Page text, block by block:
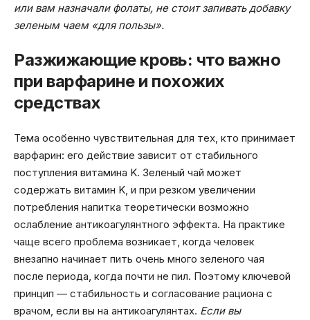
или вам назначали фолаты, не стоит запивать добавку
зеленым чаем «для пользы».
Разжижающие кровь: что важно
при варфарине и похожих
средствах
Тема особенно чувствительная для тех, кто принимает
варфарин: его действие зависит от стабильного
поступления витамина K. Зеленый чай может
содержать витамин K, и при резком увеличении
потребления напитка теоретически возможно
ослабление антикоагулянтного эффекта. На практике
чаще всего проблема возникает, когда человек
внезапно начинает пить очень много зеленого чая
после периода, когда почти не пил. Поэтому ключевой
принцип — стабильность и согласование рациона с
врачом, если вы на антикоагулянтах. Если вы